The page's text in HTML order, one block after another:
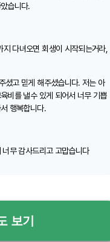
습니다.
다녀오면 회생이 시작되는거라,
셨고 믿게 해주셨습니다. 저는 아
비를 낼수 있게 되어서 너무 기쁩
행복합니다.
무 감사드리고 고맙습니다
보기